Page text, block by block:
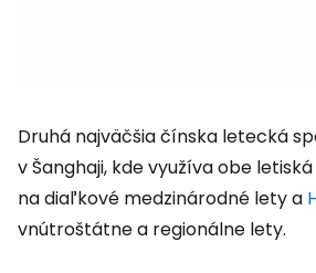
Druhá najväčšia čínska letecká
v Šanghaji, kde využíva obe
na diaľkové medzinárodné lety a
vnútroštátne a regionálne lety.